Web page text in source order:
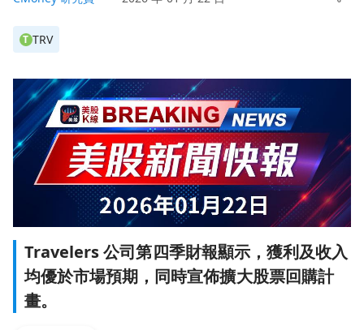
T TRV
Travelers 公司第四季財報顯示，獲利及收入
均優於市場預期，同時宣佈擴大股票回購計
畫。